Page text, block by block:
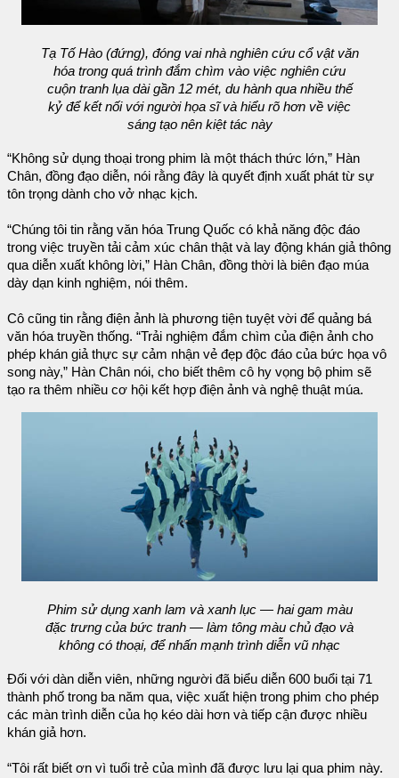
Tạ Tố Hào (đứng), đóng vai nhà nghiên cứu cổ vật văn
hóa trong quá trình đắm chìm vào việc nghiên cứu
cuộn tranh lụa dài gần 12 mét, du hành qua nhiều thế
kỷ để kết nối với người họa sĩ và hiểu rõ hơn về việc
sáng tạo nên kiệt tác này
“Không sử dụng thoại trong phim là một thách thức lớn,” Hàn
Chân, đồng đạo diễn, nói rằng đây là quyết định xuất phát từ sự
tôn trọng dành cho vở nhạc kịch.
“Chúng tôi tin rằng văn hóa Trung Quốc có khả năng độc đáo
trong việc truyền tải cảm xúc chân thật và lay động khán giả thông
qua diễn xuất không lời,” Hàn Chân, đồng thời là biên đạo múa
dày dạn kinh nghiệm, nói thêm.
Cô cũng tin rằng điện ảnh là phương tiện tuyệt vời để quảng bá
văn hóa truyền thống. “Trải nghiệm đắm chìm của điện ảnh cho
phép khán giả thực sự cảm nhận vẻ đẹp độc đáo của bức họa vô
song này,” Hàn Chân nói, cho biết thêm cô hy vọng bộ phim sẽ
tạo ra thêm nhiều cơ hội kết hợp điện ảnh và nghệ thuật múa.
Phim sử dụng xanh lam và xanh lục — hai gam màu
đặc trưng của bức tranh — làm tông màu chủ đạo và
không có thoại, để nhấn mạnh trình diễn vũ nhạc
Đối với dàn diễn viên, những người đã biểu diễn 600 buổi tại 71
thành phố trong ba năm qua, việc xuất hiện trong phim cho phép
các màn trình diễn của họ kéo dài hơn và tiếp cận được nhiều
khán giả hơn.
“Tôi rất biết ơn vì tuổi trẻ của mình đã được lưu lại qua phim này.